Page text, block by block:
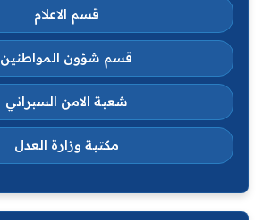
قسم الاعلام
قسم شؤون المواطنين
شعبة الامن السبراني
مكتبة وزارة العدل